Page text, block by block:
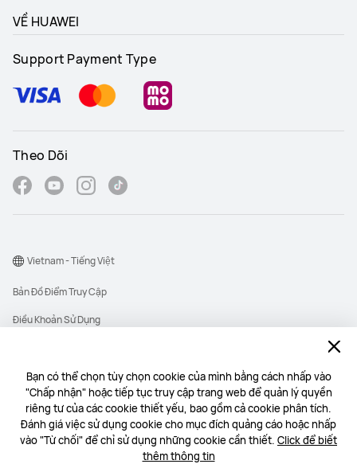
Bạn có thể chọn tùy chọn cookie của mình bằng cách nhấp vào
"Chấp nhận" hoặc tiếp tục truy cập trang web để quản lý quyền
riêng tư của các cookie thiết yếu, bao gồm cả cookie phân tích.
Đánh giá việc sử dụng cookie cho mục đích quảng cáo hoặc nhấp
vào "Từ chối" để chỉ sử dụng những cookie cần thiết. Click để biết
thêm thông tin
VỀ HUAWEI
Support Payment Type
Theo Dõi
Copyright © 1998-2026 Huawei Device Co., Ltd. All rights reserved.
Công ty TNHH Một thành viên 1 DIGITAL TECHNOLOGY có mã số thuế:
0313318520 do Sở Tài chính Thành phố Hồ Chí Minh cấp ngày 23/06/2015
Địa chỉ: Tầng 15, Tòa nhà Etown Central, Số 11 Đoàn Văn Bơ, Phường Xóm
Bản Đồ Điểm Truy Cập
Điều Khoản Sử Dụng
Cookie
Vietnam - Tiếng Việt